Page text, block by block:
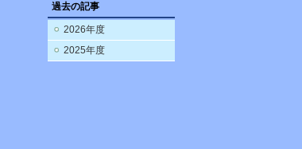
過去の記事
2026年度
2025年度